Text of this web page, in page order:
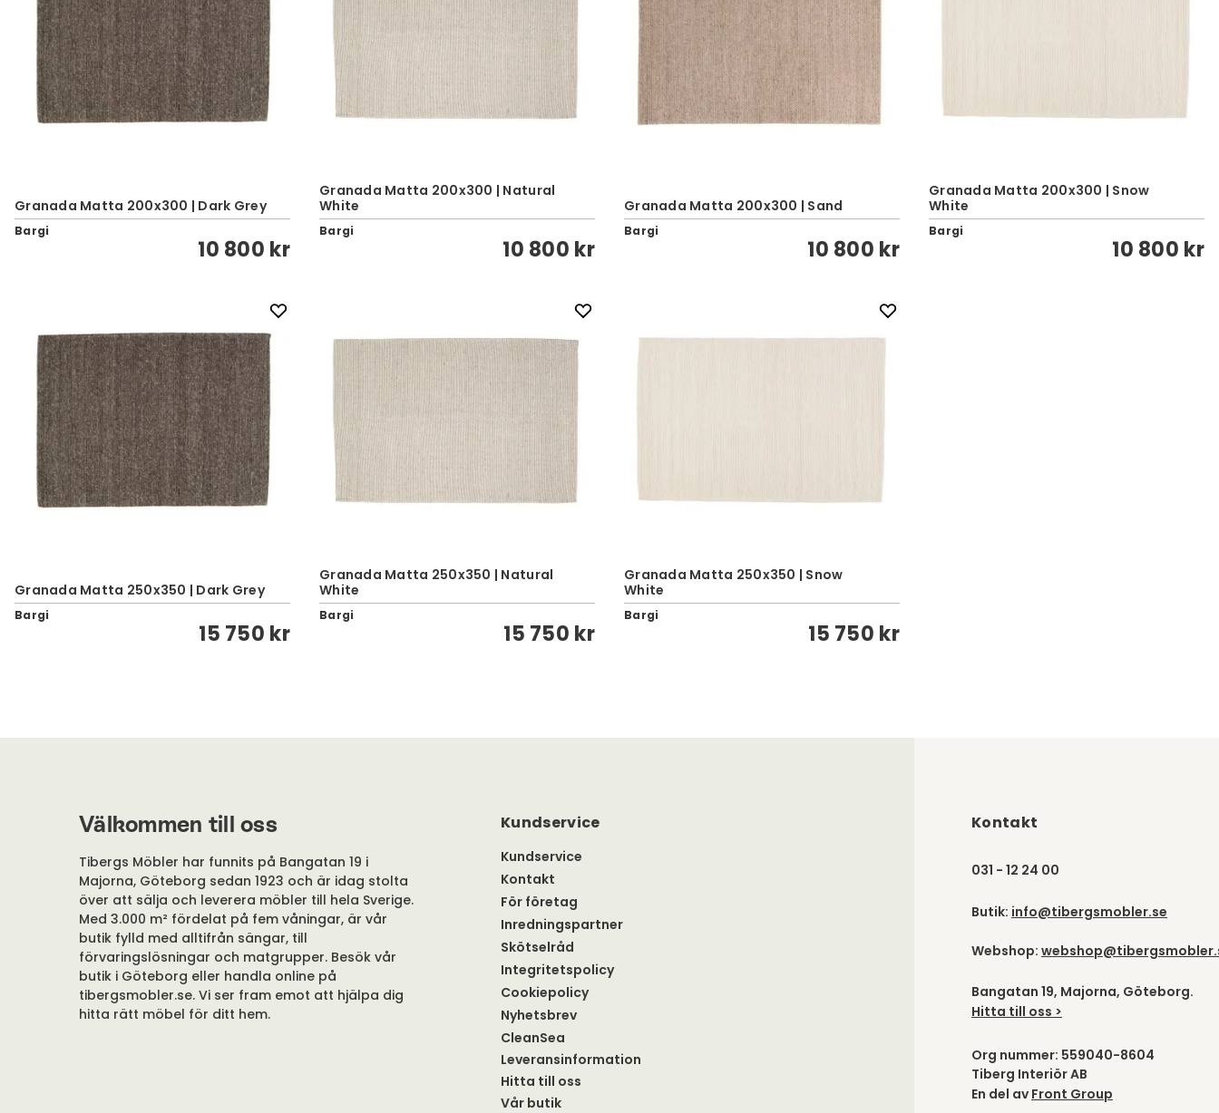
Granada Matta 200x300 | Dark Grey
Bargi
10 800 kr
Granada Matta 200x300 | Natural
White
Bargi
10 800 kr
Granada Matta 200x300 | Sand
Bargi
10 800 kr
Granada Matta 200x300 | Snow
White
Bargi
10 800 kr
Granada Matta 250x350 | Dark Grey
Bargi
15 750 kr
Granada Matta 250x350 | Natural
White
Bargi
15 750 kr
Granada Matta 250x350 | Snow
White
Bargi
15 750 kr
Välkommen till oss
Tibergs Möbler har funnits på Bangatan 19 i
Majorna, Göteborg sedan 1923 och är idag stolta
över att sälja och leverera möbler till hela Sverige.
Med 3.000 m² fördelat på fem våningar, är vår
butik fylld med alltifrån sängar, till
förvaringslösningar och matgrupper. Besök vår
butik i Göteborg eller handla online på
tibergsmobler.se. Vi ser fram emot att hjälpa dig
hitta rätt möbel för ditt hem.
Kundservice
Kundservice
Kontakt
För företag
Inredningspartner
Skötselråd
Integritetspolicy
Cookiepolicy
Nyhetsbrev
CleanSea
Leveransinformation
Hitta till oss
Vår butik
Kontakt
031 - 12 24 00
Butik: info@tibergsmobler.se
Webshop:
Bangatan 19, Majorna, Göteborg.
Hitta till oss >
Org nummer: 559040-8604
Tiberg Interiör AB
En del av Front Group